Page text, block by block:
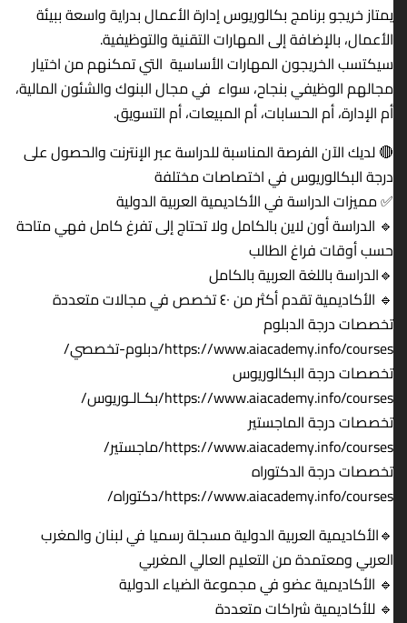
يمتاز خريجو برنامج بكالوريوس إدارة الأعمال بدراية واسعة ببيئة
الأعمال، بالإضافة إلى المهارات التقنية والتوظيفية.
سيكتسب الخريجون المهارات الأساسية التي تمكنهم من اختيار
مجالهم الوظيفي بنجاح، سواء في مجال البنوك والشئون المالية،
أم الإدارة، أم الحسابات، أم المبيعات، أم التسويق.
🔴 لديك الآن الفرصة المناسبة للدراسة عبر الإنترنت والحصول على
درجة البكالوريوس في اختصاصات مختلفة
✅ مميزات الدراسة في الأكاديمية العربية الدولية
🔹 الدراسة أون لاين بالكامل ولا تحتاج إلى تفرغ كامل فهي متاحة
حسب أوقات فراغ الطالب
🔹الدراسة باللغة العربية بالكامل
🔹 الأكاديمية تقدم أكثر من ٤٠ تخصص في مجالات متعددة
تخصصات درجة الدبلوم
https://www.aiacademy.info/courses/دبلوم-تخصصي/
تخصصات درجة البكالوريوس
https://www.aiacademy.info/courses/بكـالـوريوس/
تخصصات درجة الماجستير
https://www.aiacademy.info/courses/ماجستير/
تخصصات درجة الدكتوراه
https://www.aiacademy.info/courses/دكتوراه/
🔹الأكاديمية العربية الدولية مسجلة رسميا في لبنان والمغرب
العربي ومعتمدة من التعليم العالي المغربي
🔹 الأكاديمية عضو في مجموعة الضياء الدولية
🔹 للأكاديمية شراكات متعددة